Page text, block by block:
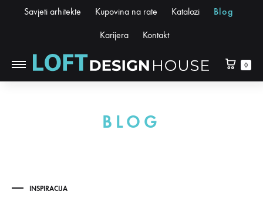
Savjeti arhitekte Kupovina na rate Katalozi Blog
Karijera Kontakt
0
BLOG
INSPIRACIJA